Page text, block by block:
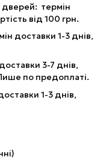
дверей: термін
від 100 грн.
доставки 1-3 днів,
3-7 днів,
по предоплаті.
1-3 днів,